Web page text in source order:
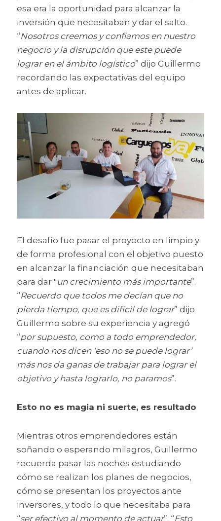
esa era la oportunidad para alcanzar la
inversión que necesitaban y dar el salto.
“Nosotros creemos y confiamos en nuestro
negocio y la disrupción que este puede
lograr en el ámbito logístico” dijo Guillermo
recordando las expectativas del equipo
antes de aplicar.
El desafío fue pasar el proyecto en limpio y
de forma profesional con el objetivo puesto
en alcanzar la financiación que necesitaban
para dar "un crecimiento más importante”.
“Recuerdo que todos me decían que no
pierda tiempo, que es difícil de lograr” dijo
Guillermo sobre su experiencia y agregó
“por supuesto, como a todo emprendedor,
cuando nos dicen ‘eso no se puede lograr’
más nos da ganas de trabajar para lograr el
objetivo y hasta lograrlo, no paramos”.
Esto no es magia ni suerte, es resultado
Mientras otros emprendedores están
soñando o esperando milagros, Guillermo
recuerda pasar las noches estudiando
cómo se realizan los planes de negocios,
cómo se presentan los proyectos ante
inversores, y todo lo que necesitaba para
“ser efectivo al momento de actuar”. “Esto